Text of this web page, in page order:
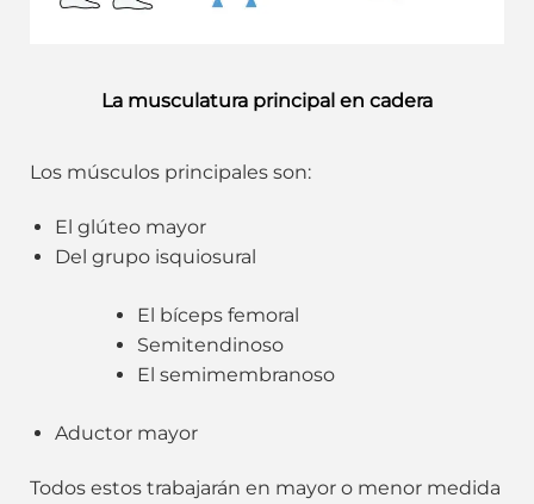
La musculatura principal en cadera
Los músculos principales son:
El glúteo mayor
Del grupo isquiosural
El bíceps femoral
Semitendinoso
El semimembranoso
Aductor mayor
Todos estos trabajarán en mayor o menor medida